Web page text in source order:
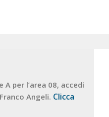
per l’area 08, accedi
Angeli. Clicca